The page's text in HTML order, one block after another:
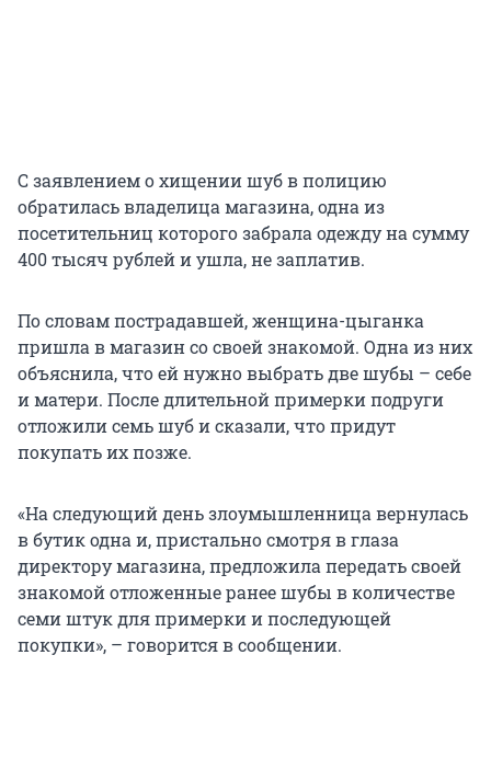
С заявлением о хищении шуб в полицию
обратилась владелица магазина, одна из
посетительниц которого забрала одежду на сумму
400 тысяч рублей и ушла, не заплатив.
По словам пострадавшей, женщина-цыганка
пришла в магазин со своей знакомой. Одна из них
объяснила, что ей нужно выбрать две шубы – себе
и матери. После длительной примерки подруги
отложили семь шуб и сказали, что придут
покупать их позже.
«На следующий день злоумышленница вернулась
в бутик одна и, пристально смотря в глаза
директору магазина, предложила передать своей
знакомой отложенные ранее шубы в количестве
семи штук для примерки и последующей
покупки», – говорится в сообщении.